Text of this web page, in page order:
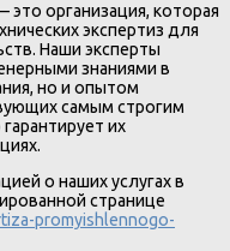
это организация, которая
экспертиз для
Наши эксперты
знаниями в
но и опытом
самым строгим
их
о наших услугах в
странице
promyishlennogo-